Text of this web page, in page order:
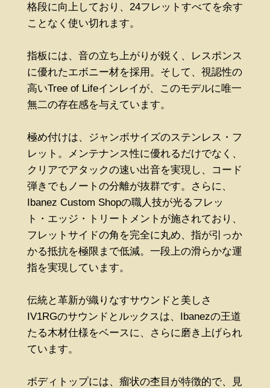
格段に向上しており、24フレットすべてを余す
ことなく使い切れます。
指板には、音の立ち上がりが鋭く、レスポンス
に優れたエボニー材を採用。そして、視認性の
高いTree of Lifeインレイが、このモデルに唯一
無二の存在感を与えています。
極め付けは、ジャンボサイズのステンレス・フ
レット。メンテナンス性に優れるだけでなく、
クリアでアタックの速い出音を実現し、コード
弾きでもノートの分離が抜群です。さらに、
Ibanez Custom Shopの職人技が光るフレッ
ト・エッジ・トリートメントが施されており、
フレットサイドの角を完全に丸め、指が引っか
かる抵抗を極限まで低減。一段上の滑らかな運
指を実現しています。
伝統と革新が織りなすサウンドと美しさ
IV1RGのサウンドとルックスは、Ibanezの王道
たる木材仕様をベースに、さらに磨き上げられ
ています。
ボディトップには、瘤状の杢目が特徴的で、見